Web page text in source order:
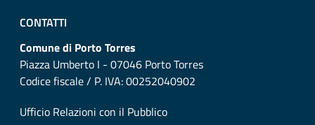
CONTATTI
Comune di Porto Torres
Piazza Umberto I - 07046 Porto Torres
Codice fiscale / P. IVA: 00252040902
Ufficio Relazioni con il Pubblico